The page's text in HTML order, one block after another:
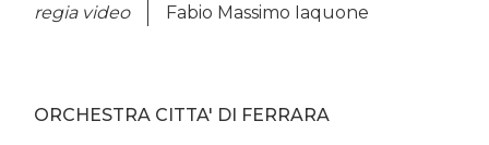
regia video Fabio Massimo Iaquone
ORCHESTRA CITTA' DI FERRARA